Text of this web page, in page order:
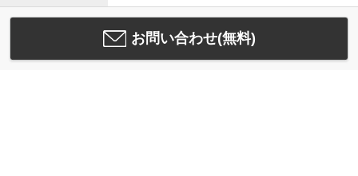
お問い合わせ(無料)